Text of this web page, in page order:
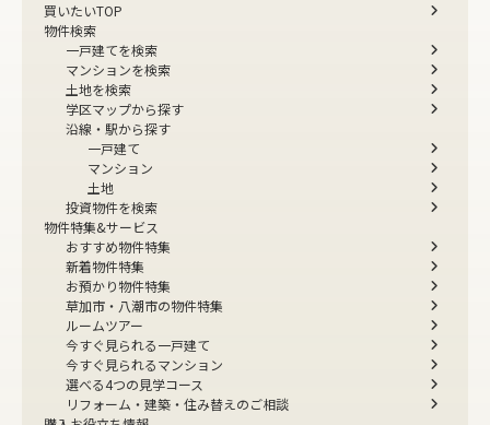
買いたいTOP
物件検索
一戸建てを検索
マンションを検索
土地を検索
学区マップから探す
沿線・駅から探す
一戸建て
マンション
土地
投資物件を検索
物件特集&サービス
おすすめ物件特集
新着物件特集
お預かり物件特集
草加市・八潮市の物件特集
ルームツアー
今すぐ見られる一戸建て
今すぐ見られるマンション
選べる4つの見学コース
リフォーム・建築・住み替えのご相談